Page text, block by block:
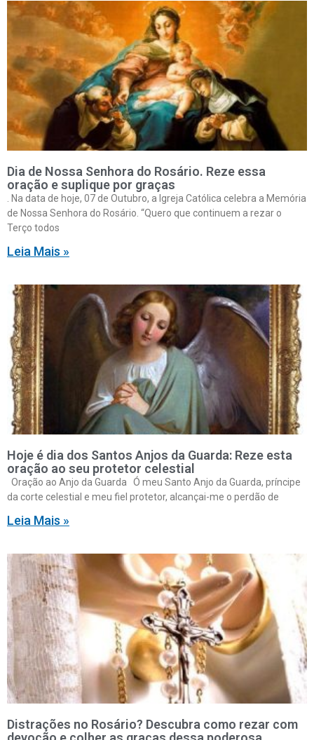
Dia de Nossa Senhora do Rosário. Reze essa
oração e suplique por graças
. Na data de hoje, 07 de Outubro, a Igreja Católica celebra a Memória
de Nossa Senhora do Rosário. “Quero que continuem a rezar o
Terço todos
Leia Mais »
Hoje é dia dos Santos Anjos da Guarda: Reze esta
oração ao seu protetor celestial
Oração ao Anjo da Guarda Ó meu Santo Anjo da Guarda, príncipe
da corte celestial e meu fiel protetor, alcançai-me o perdão de
Leia Mais »
Distrações no Rosário? Descubra como rezar com